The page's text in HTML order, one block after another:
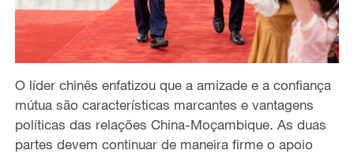
O líder chinês enfatizou que a amizade e a confiança
mútua são características marcantes e vantagens
políticas das relações China-Moçambique. As duas
partes devem continuar de maneira firme o apoio